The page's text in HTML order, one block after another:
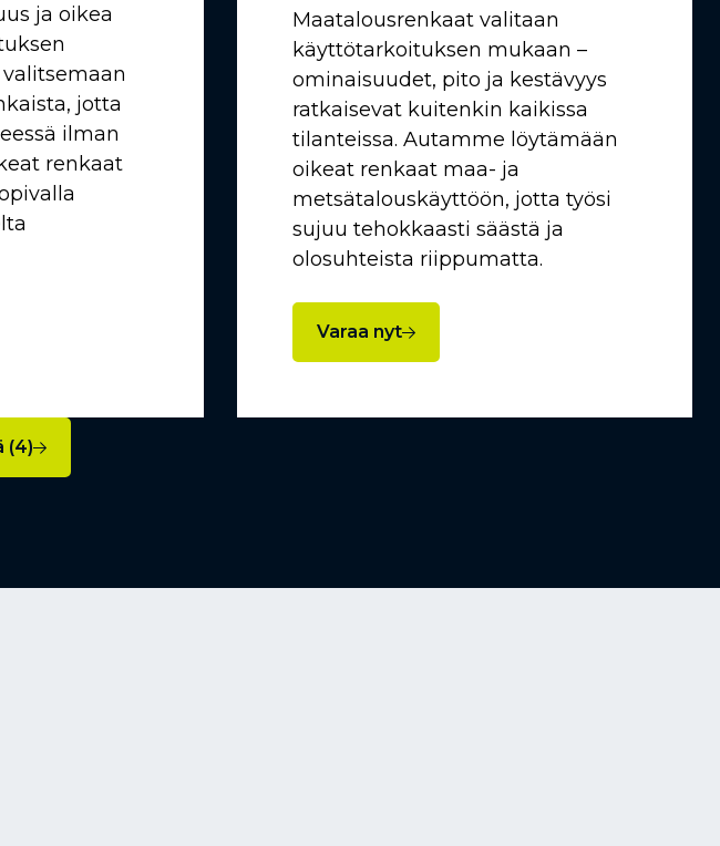
ja oikea
jotta
ilman
renkaat
Maatalousrenkaat valitaan
käyttötarkoituksen mukaan –
ominaisuudet, pito ja kestävyys
ratkaisevat kuitenkin kaikissa
tilanteissa. Autamme löytämään
oikeat renkaat maa- ja
metsätalouskäyttöön, jotta työsi
sujuu tehokkaasti säästä ja
olosuhteista riippumatta.
Varaa nyt
(4)